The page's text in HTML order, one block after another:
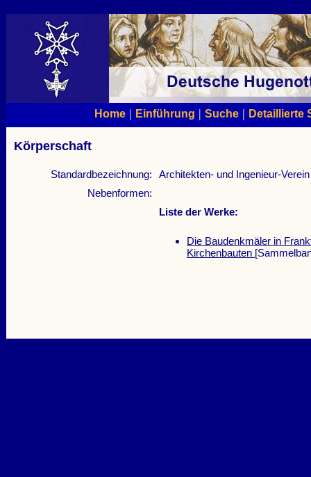
Home| Einführung | Suche| Detaillierte
Körperschaft
Standardbezeichnung:
Architekten- und Ingenieur-
Nebenformen:
Liste der Werke:
Die Baudenkmäler in
Kirchenbauten